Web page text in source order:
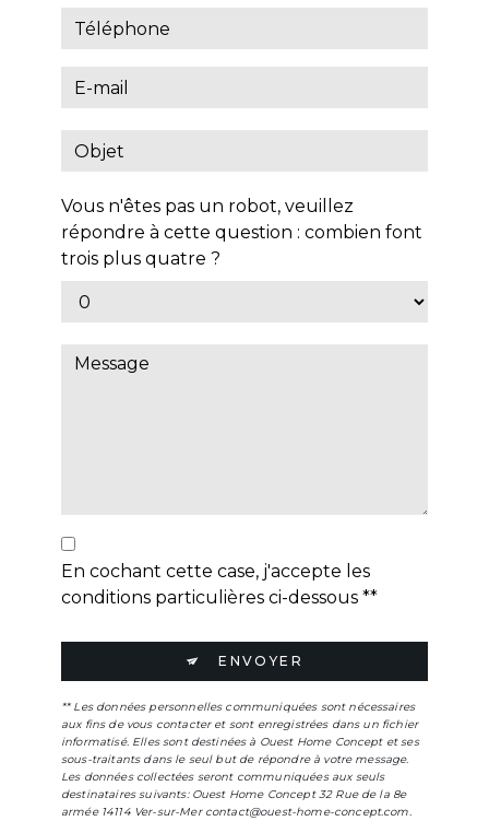
Vous n'êtes pas un robot, veuillez
répondre à cette question : combien font
trois plus quatre ?
En cochant cette case, j'accepte les
conditions particulières ci-dessous **
ENVOYER
** Les données personnelles communiquées sont nécessaires
aux fins de vous contacter et sont enregistrées dans un fichier
informatisé. Elles sont destinées à Ouest Home Concept et ses
sous-traitants dans le seul but de répondre à votre message.
Les données collectées seront communiquées aux seuls
destinataires suivants: Ouest Home Concept 32 Rue de la 8e
armée 14114 Ver-sur-Mer contact@ouest-home-concept.com.